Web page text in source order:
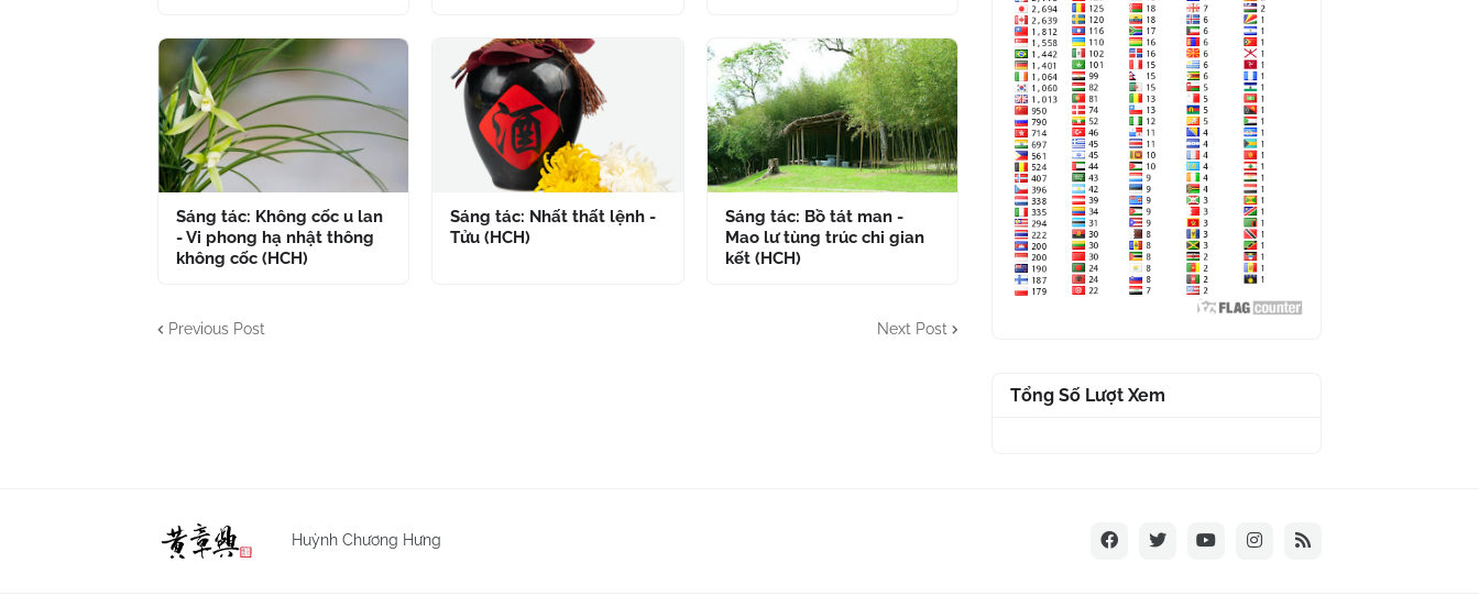
Sáng tác: Không cốc u lan
- Vi phong hạ nhật thông
không cốc (HCH)
Sáng tác: Nhất thất lệnh -
Tửu (HCH)
Sáng tác: Bồ tát man -
Mao lư tùng trúc chi gian
kết (HCH)
Previous Post Next Post
Tổng Số Lượt Xem
Huỳnh Chương Hưng